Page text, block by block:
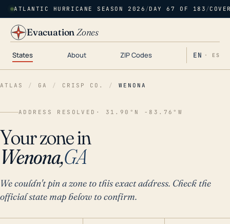
ATLANTIC HURRICANE SEASON 2026 /DAY 67 OF 183 /
EvacuationZones
States About ZIP Codes EN · ES
ATLAS / GA / CRISP CO. / WENONA
ADDRESS RESOLVED · 31.90°N -83.76°W
Your zone in
Wenona,GA
We couldn't pin a zone to this exact address. Check the
official state map below to confirm.